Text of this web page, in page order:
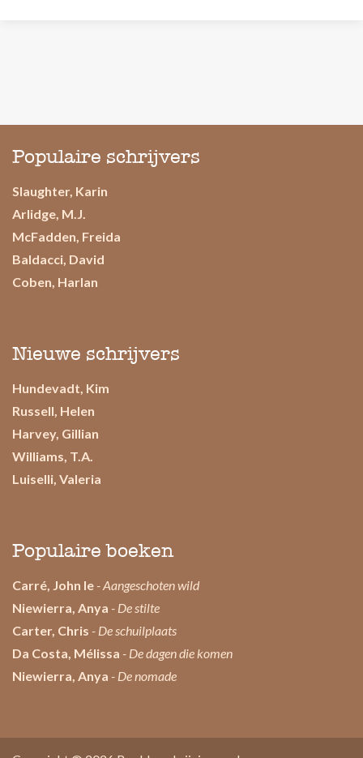
Populaire schrijvers
Slaughter, Karin
Arlidge, M.J.
McFadden, Freida
Baldacci, David
Coben, Harlan
Nieuwe schrijvers
Hundevadt, Kim
Russell, Helen
Harvey, Gillian
Williams, T.A.
Luiselli, Valeria
Populaire boeken
Carré, John le - Aangeschoten wild
Niewierra, Anya - De stilte
Carter, Chris - De schuilplaats
Da Costa, Mélissa - De dagen die komen
Niewierra, Anya - De nomade